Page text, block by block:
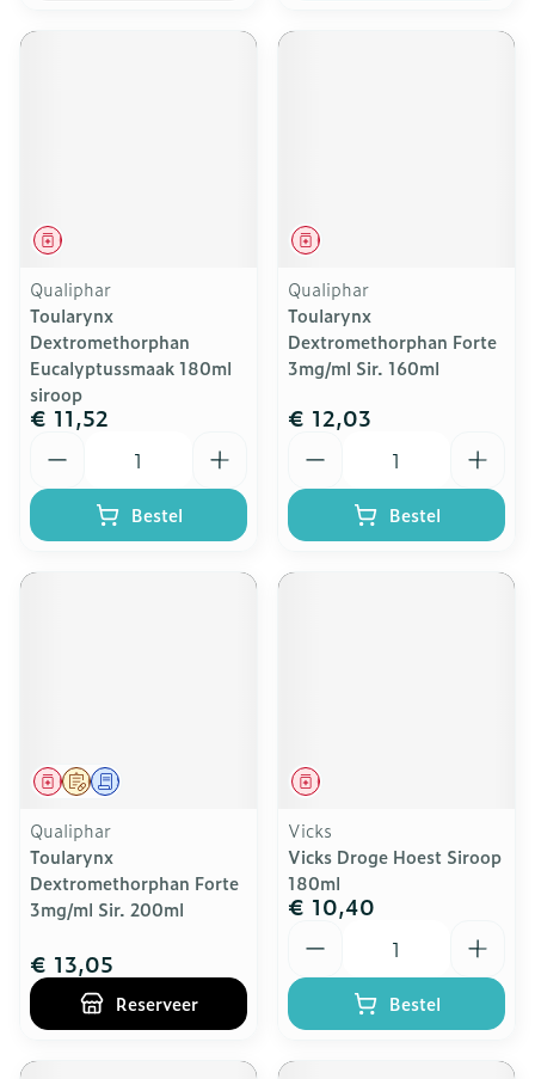
Geneesmiddel
Qualiphar
Toularynx
Dextromethorphan
Eucalyptussmaak 180ml
siroop
€ 11,52
Bestel
Geneesmiddel
Qualiphar
Toularynx
Dextromethorphan Forte
3mg/ml Sir. 160ml
€ 12,03
Bestel
Op voorschrift
GeneesmiddelSchriftelijke aanvraag
Qualiphar
Toularynx
Dextromethorphan Forte
3mg/ml Sir. 200ml
€ 13,05
Reserveer
Geneesmiddel
Vicks
Vicks Droge Hoest Siroop
180ml
€ 10,40
Bestel